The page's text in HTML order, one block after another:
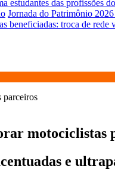
estudantes das profissões
Jornada do Patrimônio
beneficiadas: troca de
motociclistas
e